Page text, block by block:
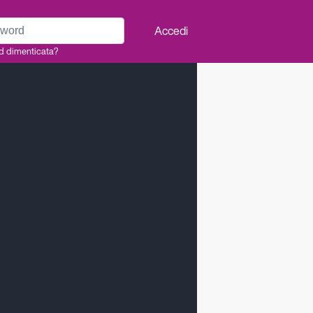
dimenticata?
Accedi